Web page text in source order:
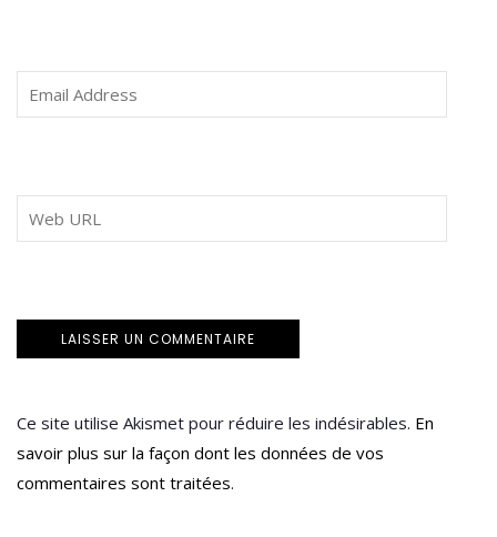
Ce site utilise Akismet pour réduire les indésirables. En
savoir plus sur la façon dont les données de vos
commentaires sont traitées.